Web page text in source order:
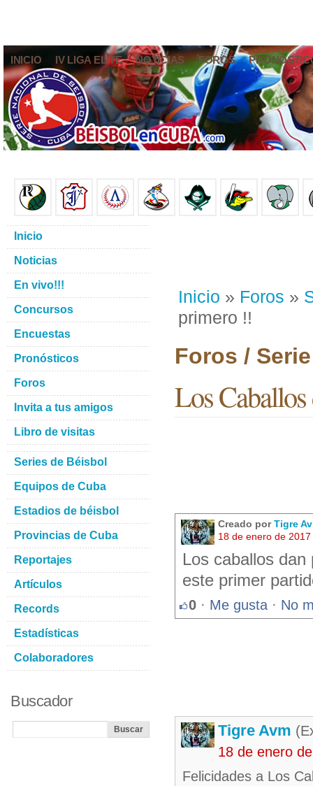
INICIO IV LIGA ELITE NOTICIAS FOROS
Inicio » Foros »
primero !!
Foros /
Los
Creado porTigre
18 de enero de
Los caballos
este primer
0 · Me gusta · No
Tigre Avm
18 de enero
Felicidades a Los
Inicio
Noticias
En vivo!!!
Concursos
Encuestas
Pronósticos
Foros
Invita a tus amigos
Libro de visitas
Series de Béisbol
Equipos de Cuba
Estadios de béisbol
Provincias de Cuba
Reportajes
Artículos
Records
Estadísticas
Colaboradores
Buscador